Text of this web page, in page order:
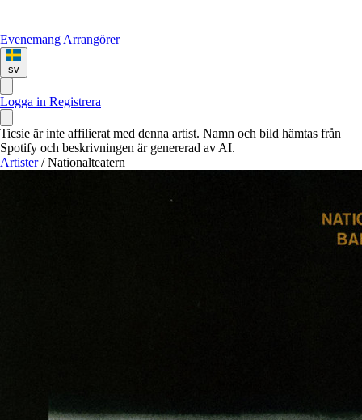
Evenemang Arrangörer
sv
Logga in Registrera
Ticsie är inte affilierat med denna artist. Namn och bild hämtas från
Spotify och beskrivningen är genererad av AI.
Artister / Nationalteatern